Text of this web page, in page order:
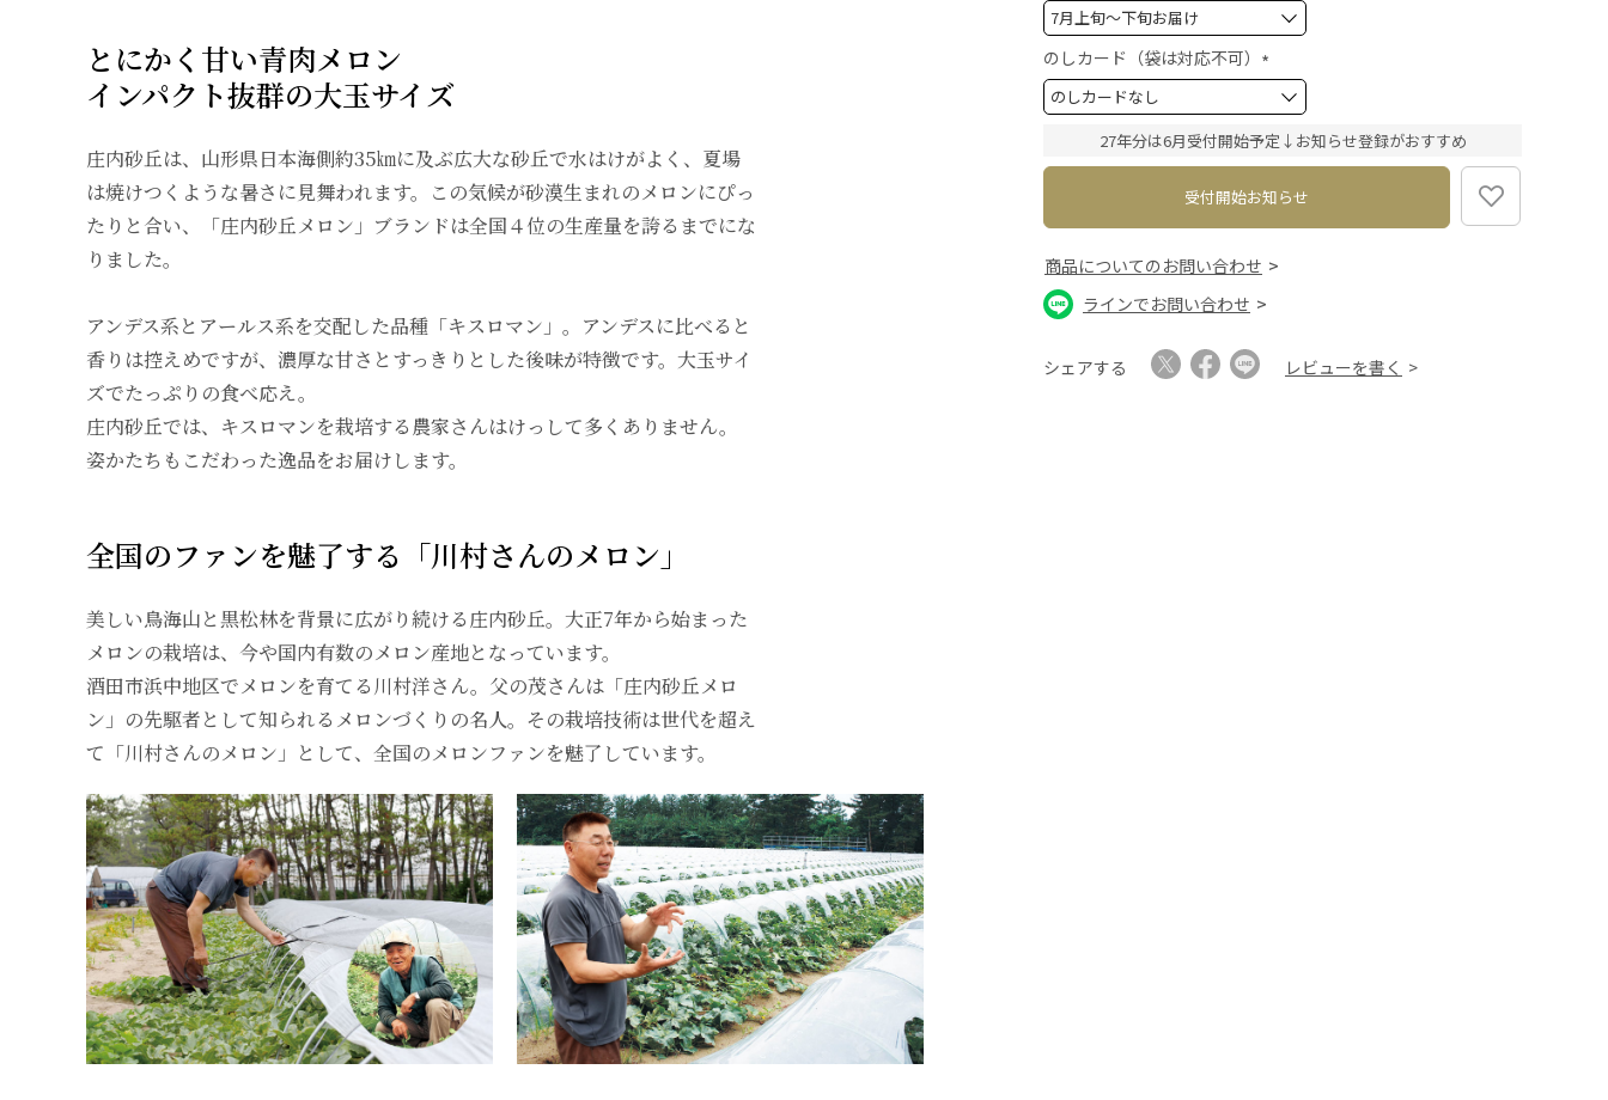
とにかく甘い青肉メロン
インパクト抜群の大玉サイズ
庄内砂丘は、山形県日本海側約35㎞に及ぶ広大な砂丘で水はけがよく、夏場
は焼けつくような暑さに見舞われます。この気候が砂漠生まれのメロンにぴっ
たりと合い、「庄内砂丘メロン」ブランドは全国４位の生産量を誇るまでにな
りました。
アンデス系とアールス系を交配した品種「キスロマン」。アンデスに比べると
香りは控えめですが、濃厚な甘さとすっきりとした後味が特徴です。大玉サイ
ズでたっぷりの食べ応え。
庄内砂丘では、キスロマンを栽培する農家さんはけっして多くありません。
姿かたちもこだわった逸品をお届けします。
全国のファンを魅了する「川村さんのメロン」
美しい鳥海山と黒松林を背景に広がり続ける庄内砂丘。大正7年から始まった
メロンの栽培は、今や国内有数のメロン産地となっています。
酒田市浜中地区でメロンを育てる川村洋さん。父の茂さんは「庄内砂丘メロ
ン」の先駆者として知られるメロンづくりの名人。その栽培技術は世代を超え
て「川村さんのメロン」として、全国のメロンファンを魅了しています。
必
須
)
のしカード（袋は対応不可）
必
須
27年分は6月受付開始予定↓お知らせ登録がおすすめ
受付開始お知らせ
商品についてのお問い合わせ
ラインでお問い合わせ
シェアする レビューを書く